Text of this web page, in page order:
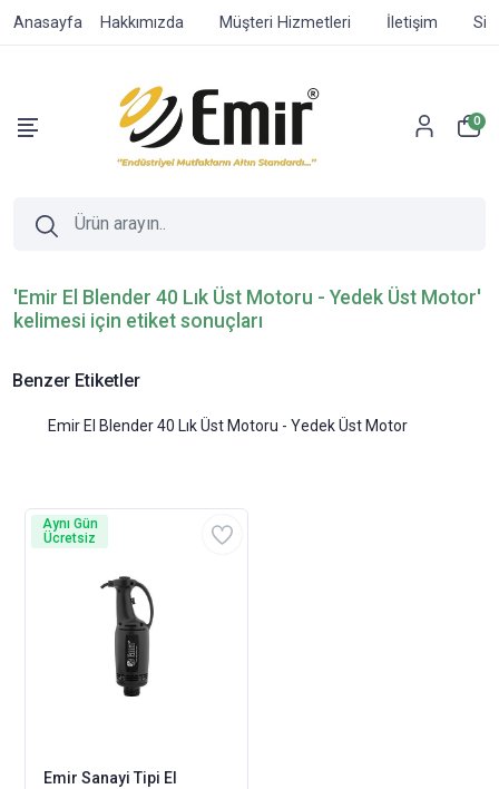
Anasayfa Hakkımızda Müşteri Hizmetleri İletişim
0
'Emir El Blender 40 Lık Üst Motoru - Yedek Üst Motor'
kelimesi için etiket sonuçları
Benzer Etiketler
Emir El Blender 40 Lık Üst Motoru - Yedek Üst Motor
Emir Sanayi Tipi El
Aynı Gün
Ücretsiz